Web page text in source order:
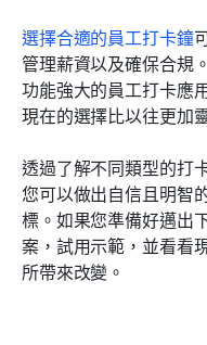
選擇合適的員工打卡鐘
管理薪資以及確保合規
功能強大的員工打卡應
現在的選擇比以往更加
透過了解不同類型的打
您可以做出自信且明智
標。如果您準備好邁出
案，試用示範，並看看
所帶來改變。